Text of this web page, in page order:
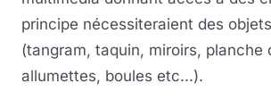
principe nécessiteraient des
(tangram, taquin, miroirs, planche
allumettes, boules etc...).